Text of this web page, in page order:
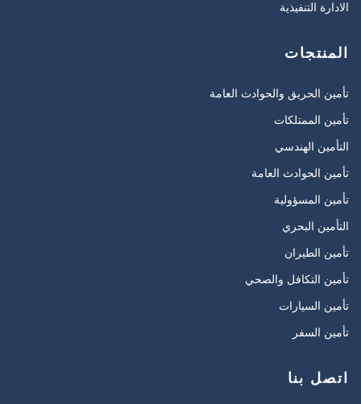
الادارة التنفيذية
المنتجات
تأمين الحريق والحوادث العامة
تأمين الممتلكات
التأمين الهندسي
تأمين الحوادث العامة
تأمين المسؤولية
التأمين البحري
تأمين الطيران
تأمين التكافل والصحي
تأمين السيارات
تأمين السفر
اتصل بنا